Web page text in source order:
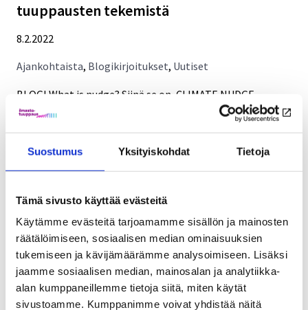
Suostumus Yksityiskohdat Tietoja
Tämä sivusto käyttää evästeitä
Käytämme evästeitä tarjoamamme sisällön ja mainosten
räätälöimiseen, sosiaalisen median ominaisuuksien
tukemiseen ja kävijämäärämme analysoimiseen. Lisäksi
jaamme sosiaalisen median, mainosalan ja analytiikka-
alan kumppaneillemme tietoja siitä, miten käytät
sivustoamme. Kumppanimme voivat yhdistää näitä
tuuppausten tekemistä
8.2.2022
Ajankohtaista, Blogikirjoitukset, Uutiset
BLOGI What is nudge? Siinä se on, CLIMATE NUDGE -
hankkeen loppuraportin nimi, kuten joku viime vuonna
leikkisästi ehdotti. Tämän blogikirjoituksen...
Tuuppausten
kohti
tuuppausten
tekemistä
Vaikuttavuuskertomus 2021
19.1.2022
Ajankohtaista ,Uutiset
Hankkeen alkupuolella toiminta on painottunut
interventioiden kehittämistä tukevan tiedon keruuseen ja